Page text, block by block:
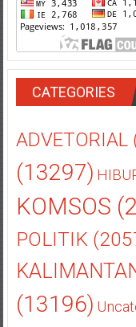
CATEGORIES
ADVETORIAL
(13297)
KOMSOS
POLITIK
(13196)